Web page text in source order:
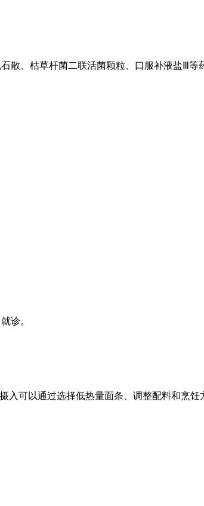
散、枯草杆菌二联活菌颗粒、口服补液盐Ⅲ
诊。
可以通过选择低热量面条、调整配料和烹